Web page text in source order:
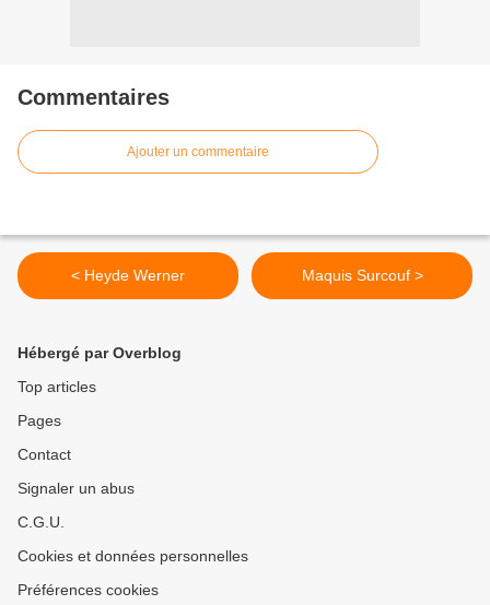
Commentaires
Ajouter un commentaire
< Heyde Werner Maquis Surcouf >
Hébergé par Overblog
Top articles
Pages
Contact
Signaler un abus
C.G.U.
Cookies et données personnelles
Préférences cookies